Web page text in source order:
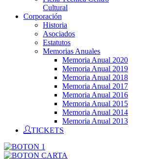
Cultural
Corporación
Historia
Asociados
Estatutos
Memorias Anuales
Memoria Anual 2020
Memoria Anual 2019
Memoria Anual 2018
Memoria Anual 2017
Memoria Anual 2016
Memoria Anual 2015
Memoria Anual 2014
Memoria Anual 2013
TICKETS